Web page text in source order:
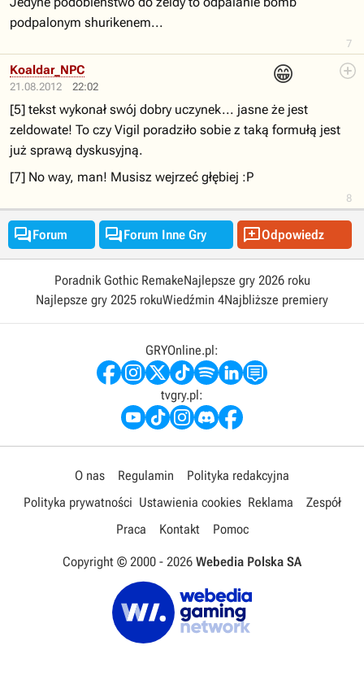
7
podpalonym shurikenem...
21.08.2012 22:02
😁
8
Koaldar_NPC
[5] tekst wykonał swój dobry uczynek... jasne że jest
zeldowate! To czy Vigil poradziło sobie z taką formułą jest
już sprawą dyskusyjną.
[7] No way, man! Musisz wejrzeć głębiej :P
Forum Forum Inne Gry Odpowiedz
Poradnik Gothic RemakeNajlepsze gry 2026 roku
Najlepsze gry 2025 rokuWiedźmin 4Najbliższe premiery
GRYOnline.pl:
tvgry.pl:
O nas Regulamin
Polityka redakcyjna
Polityka prywatności Ustawienia cookies Reklama
Zespół
Praca
Kontakt Pomoc
Copyright © 2000 - 2026 Webedia Polska SA